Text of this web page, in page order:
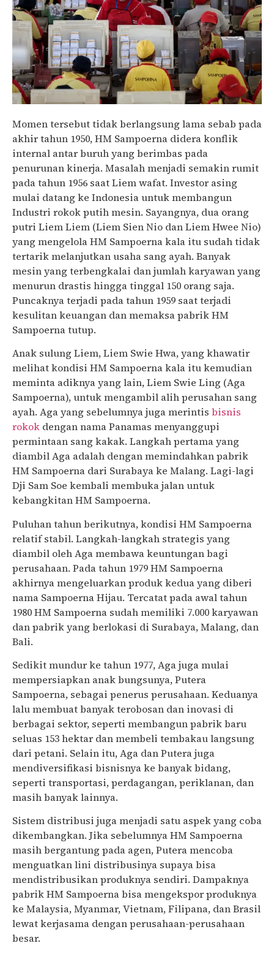
Momen tersebut tidak berlangsung lama sebab pada
akhir tahun 1950, HM Sampoerna didera konflik
internal antar buruh yang berimbas pada
penurunan kinerja. Masalah menjadi semakin rumit
pada tahun 1956 saat Liem wafat. Investor asing
mulai datang ke Indonesia untuk membangun
Industri rokok putih mesin. Sayangnya, dua orang
putri Liem Liem (Liem Sien Nio dan Liem Hwee Nio)
yang mengelola HM Sampoerna kala itu sudah tidak
tertarik melanjutkan usaha sang ayah. Banyak
mesin yang terbengkalai dan jumlah karyawan yang
menurun drastis hingga tinggal 150 orang saja.
Puncaknya terjadi pada tahun 1959 saat terjadi
kesulitan keuangan dan memaksa pabrik HM
Sampoerna tutup.
Anak sulung Liem, Liem Swie Hwa, yang khawatir
melihat kondisi HM Sampoerna kala itu kemudian
meminta adiknya yang lain, Liem Swie Ling (Aga
Sampoerna), untuk mengambil alih perusahan sang
ayah. Aga yang sebelumnya juga merintis bisnis
rokok dengan nama Panamas menyanggupi
permintaan sang kakak. Langkah pertama yang
diambil Aga adalah dengan memindahkan pabrik
HM Sampoerna dari Surabaya ke Malang. Lagi-lagi
Dji Sam Soe kembali membuka jalan untuk
kebangkitan HM Sampoerna.
Puluhan tahun berikutnya, kondisi HM Sampoerna
relatif stabil. Langkah-langkah strategis yang
diambil oleh Aga membawa keuntungan bagi
perusahaan. Pada tahun 1979 HM Sampoerna
akhirnya mengeluarkan produk kedua yang diberi
nama Sampoerna Hijau. Tercatat pada awal tahun
1980 HM Sampoerna sudah memiliki 7.000 karyawan
dan pabrik yang berlokasi di Surabaya, Malang, dan
Bali.
Sedikit mundur ke tahun 1977, Aga juga mulai
mempersiapkan anak bungsunya, Putera
Sampoerna, sebagai penerus perusahaan. Keduanya
lalu membuat banyak terobosan dan inovasi di
berbagai sektor, seperti membangun pabrik baru
seluas 153 hektar dan membeli tembakau langsung
dari petani. Selain itu, Aga dan Putera juga
mendiversifikasi bisnisnya ke banyak bidang,
seperti transportasi, perdagangan, periklanan, dan
masih banyak lainnya.
Sistem distribusi juga menjadi satu aspek yang coba
dikembangkan. Jika sebelumnya HM Sampoerna
masih bergantung pada agen, Putera mencoba
menguatkan lini distribusinya supaya bisa
mendistribusikan produknya sendiri. Dampaknya
pabrik HM Sampoerna bisa mengekspor produknya
ke Malaysia, Myanmar, Vietnam, Filipana, dan Brasil
lewat kerjasama dengan perusahaan-perusahaan
besar.